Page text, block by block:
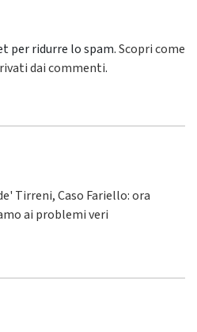
per ridurre lo spam.Scopri come
dai commenti.
Tirreni, Caso Fariello: ora
ai problemi veri